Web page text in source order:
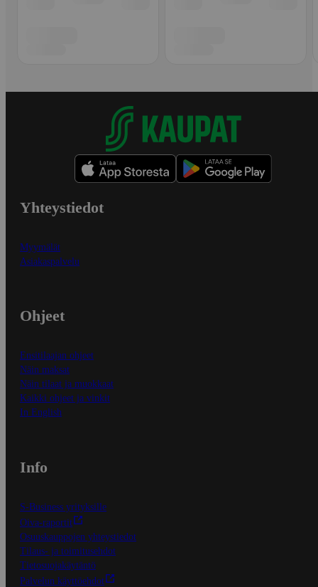
Yhteystiedot
Myymälät
Asiakaspalvelu
Ohjeet
Ensitilaajan ohjeet
Näin maksat
Näin tilaat ja muokkaat
Kaikki ohjeet ja vinkit
In English
Info
S-Business yrityksille
Oiva-raportit
Osuuskauppojen yhteystiedot
Tilaus- ja toimitusehdot
Tietosuojakäytäntö
Palvelun käyttöehdot